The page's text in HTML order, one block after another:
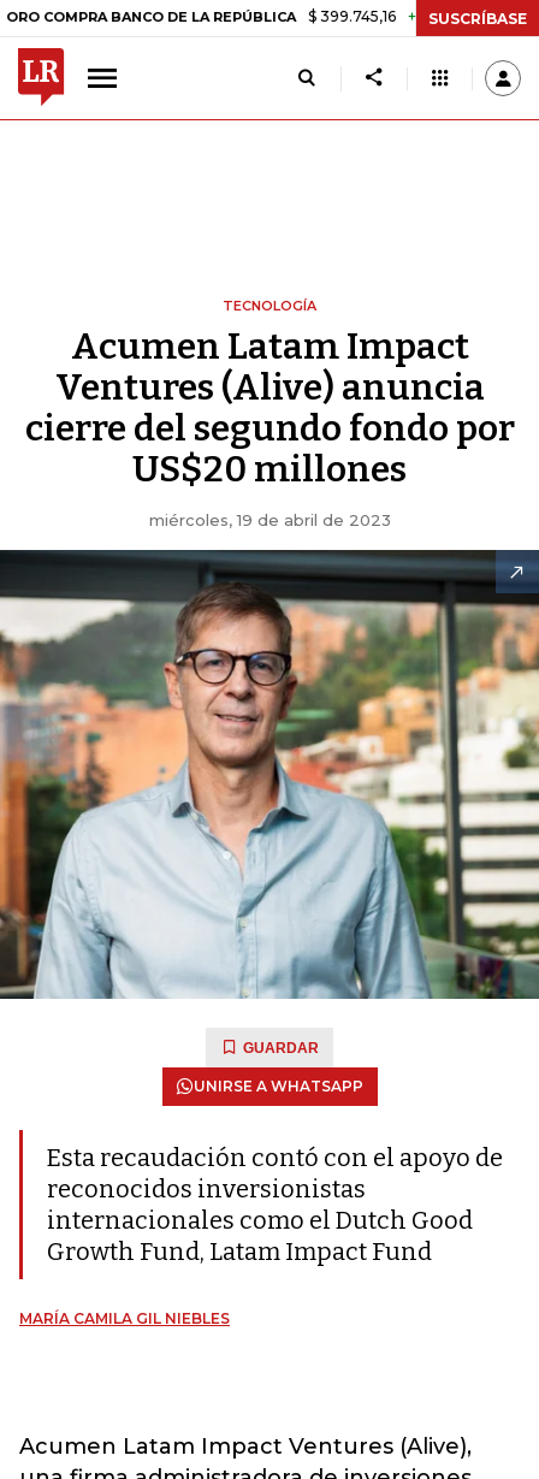
BANCO DE LA REPÚBLICA $ 399.745,16 +$ 2.295,71 +0,58%
SUSCRÍBASE
TECNOLOGÍA
Acumen Latam Impact
Ventures (Alive) anuncia
cierre del segundo fondo por
US$20 millones
miércoles, 19 de abril de 2023
GUARDAR
UNIRSE A WHATSAPP
Esta recaudación contó con el apoyo de
reconocidos inversionistas
internacionales como el Dutch Good
Growth Fund, Latam Impact Fund
MARÍA CAMILA GIL NIEBLES
Acumen Latam Impact Ventures (Alive),